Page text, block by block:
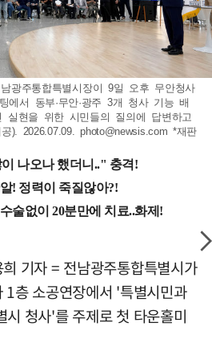
광주통합특별시장이 9일 오후 무안청사
에서 동부·무안·광주 3개 청사 기능 배
현을 위한 시민들의 질의에 답변하고
). 2026.07.09.photo@newsis.com *재판
기자 = 전남광주통합특별시가
층 소공연장에서 '특별시민과
시 청사'를 주제로 첫 타운홀미